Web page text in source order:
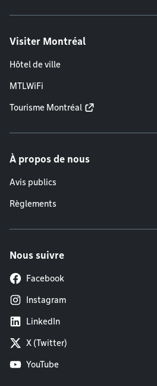
Visiter Montréal
Hôtel de ville
MTLWiFi
Tourisme Montréal
À propos de nous
Avis publics
Règlements
Nous suivre
Facebook
Instagram
LinkedIn
X (Twitter)
YouTube